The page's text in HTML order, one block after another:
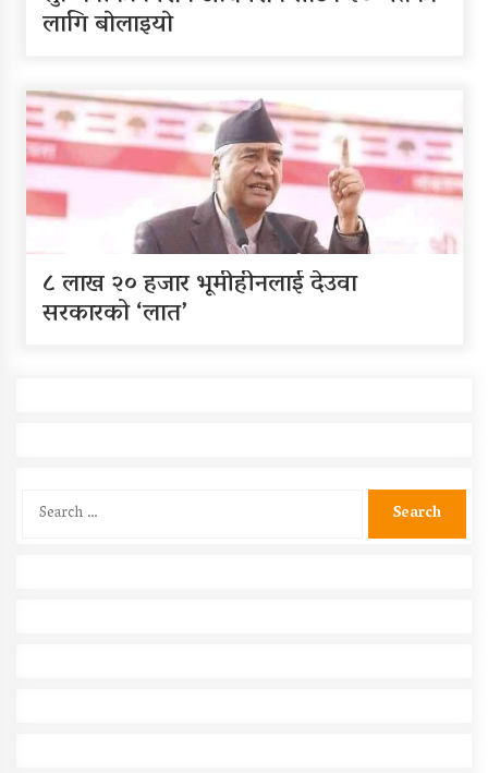
लागि बाेलाइयाे
८ लाख २० हजार भूमीहीनलाई देउवा
सरकारको ‘लात’
Search